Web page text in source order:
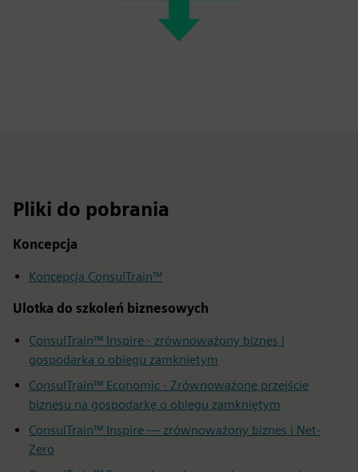
Pliki do pobrania
Koncepcja
Koncepcja ConsulTrain™
Ulotka do szkoleń biznesowych
ConsulTrain™ Inspire - zrównoważony biznes i
gospodarka o obiegu zamkniętym
ConsulTrain™ Economic - Zrównoważone przejście
biznesu na gospodarkę o obiegu zamkniętym
ConsulTrain™ Inspire — zrównoważony biznes i Net-
Zero